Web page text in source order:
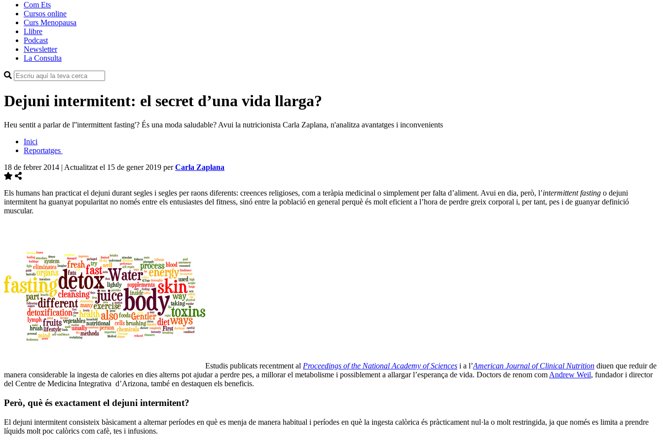
Com Ets
Cursos online
Curs Menopausa
Llibre
Podcast
Newsletter
La Consulta
Dejuni intermitent: el secret d’una vida llarga?
Heu sentit a parlar de l''intermittent fasting'? És una moda saludable? Avui la nutricionista Carla Zaplana, n'analitza avantatges i inconvenients
Inici
Reportatges
18 de febrer 2014 | Actualitzat el 15 de gener 2019 perCarla Zaplana
Els humans han practicat el dejuni durant segles i segles per raons diferents: creences religioses, com a teràpia medicinal o simplement per falta d’aliment. Avui en dia, però, l’intermittent fasting o dejuni
intermitent ha guanyat popularitat no només entre els entusiastes del fitness, sinó entre la població en general perquè és molt eficient a l’hora de perdre greix corporal i, per tant, pes i de guanyar definició
muscular.
Estudis publicats recentment al Proceedings of the National Academy of Sciences i a l’American Journal of Clinical Nutrition diuen que reduir de
manera considerable la ingesta de calories en dies alterns pot ajudar a perdre pes, a millorar el metabolisme i possiblement a allargar l’esperança de vida. Doctors de renom com Andrew Weil, fundador i director
del Centre de Medicina Integrativa d’Arizona, també en destaquen els beneficis.
Però, què és exactament el dejuni intermitent?
El dejuni intermitent consisteix bàsicament a alternar períodes en què es menja de manera habitual i períodes en què la ingesta calòrica és pràcticament nul·la o molt restringida, ja que només es limita a prendre
líquids molt poc calòrics com cafè, tes i infusions.